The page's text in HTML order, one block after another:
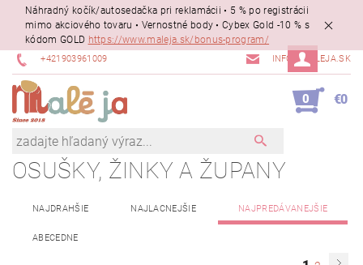
Náhradný kočík/autosedačka pri reklamácii • 5 % po registrácii
mimo akciového tovaru • Vernostné body • Cybex Gold -10 % s
kódom GOLD https://www.maleja.sk/bonus-program/
+421903961009 INFO@MALEJA.SK
0 €0
OSUŠKY, ŽINKY A ŽUPANY
NAJDRAHŠIE NAJLACNEJŠIE NAJPREDÁVANEJŠIE
ABECEDNE